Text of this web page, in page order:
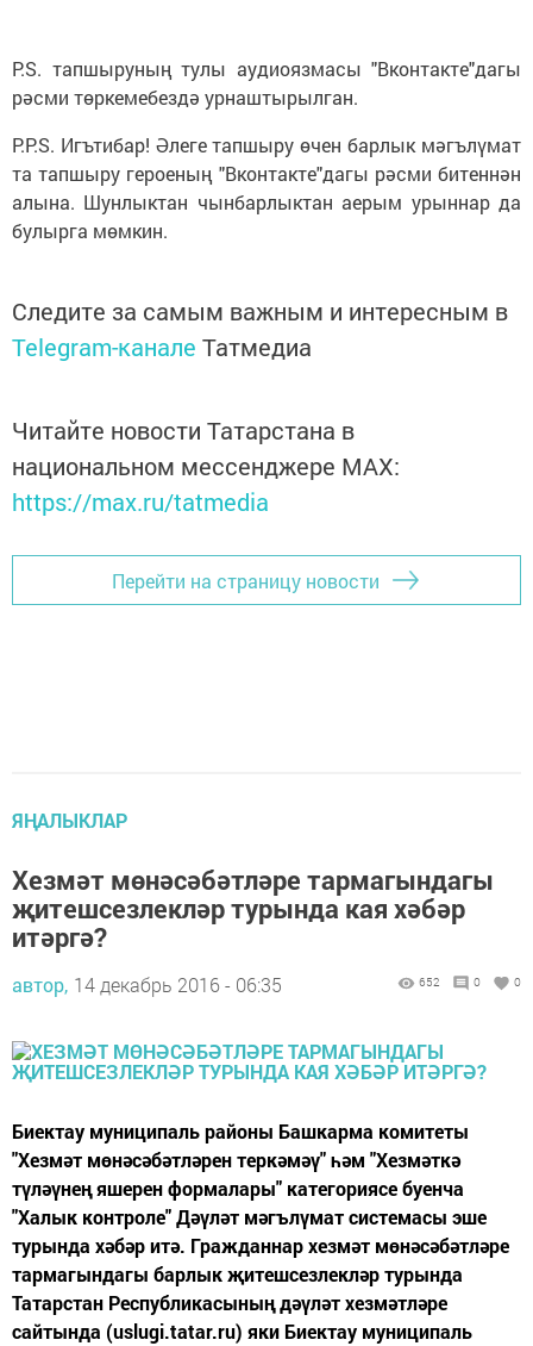
P.S. тапшыруның тулы аудиоязмасы "Вконтакте"дагы
рәсми төркемебездә урнаштырылган.
P.P.S. Игътибар! Әлеге тапшыру өчен барлык мәгълүмат
та тапшыру героеның "Вконтакте"дагы рәсми битеннән
алына. Шунлыктан чынбарлыктан аерым урыннар да
булырга мөмкин.
Следите за самым важным и интересным в
Telegram-канале Татмедиа
Читайте новости Татарстана в
национальном мессенджере MАХ:
https://max.ru/tatmedia
Перейти на страницу новости
ЯҢАЛЫКЛАР
Хезмәт мөнәсәбәтләре тармагындагы
җитешсезлекләр турында кая хәбәр
итәргә?
автор, 14 декабрь 2016 - 06:35 652 0 0
Биектау муниципаль районы Башкарма комитеты
"Хезмәт мөнәсәбәтләрен теркәмәү" һәм "Хезмәткә
түләүнең яшерен формалары" категориясе буенча
"Халык контроле" Дәүләт мәгълүмат системасы эше
турында хәбәр итә. Гражданнар хезмәт мөнәсәбәтләре
тармагындагы барлык җитешсезлекләр турында
Татарстан Республикасының дәүләт хезмәтләре
сайтында (uslugi.tatar.ru) яки Биектау муниципаль